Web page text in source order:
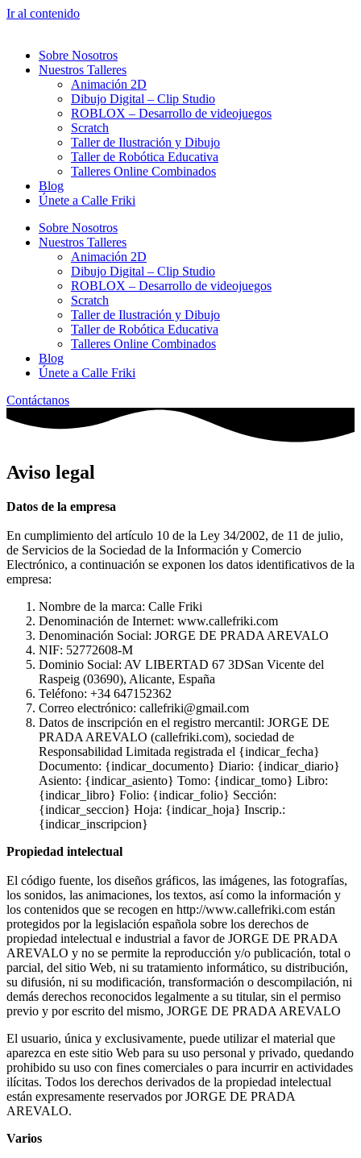
Ir al contenido
Sobre Nosotros
Nuestros Talleres
Animación 2D
Dibujo Digital – Clip Studio
ROBLOX – Desarrollo de videojuegos
Scratch
Taller de Ilustración y Dibujo
Taller de Robótica Educativa
Talleres Online Combinados
Blog
Únete a Calle Friki
Sobre Nosotros
Nuestros Talleres
Animación 2D
Dibujo Digital – Clip Studio
ROBLOX – Desarrollo de videojuegos
Scratch
Taller de Ilustración y Dibujo
Taller de Robótica Educativa
Talleres Online Combinados
Blog
Únete a Calle Friki
Contáctanos
Aviso legal
Datos de la empresa
En cumplimiento del artículo 10 de la Ley 34/2002, de 11 de julio,
de Servicios de la Sociedad de la Información y Comercio
Electrónico, a continuación se exponen los datos identificativos de la
empresa:
Nombre de la marca: Calle Friki
Denominación de Internet: www.callefriki.com
Denominación Social: JORGE DE PRADA AREVALO
NIF: 52772608-M
Dominio Social: AV LIBERTAD 67 3DSan Vicente del
Raspeig (03690), Alicante, España
Teléfono: +34 647152362
Correo electrónico: callefriki@gmail.com
Datos de inscripción en el registro mercantil: JORGE DE
PRADA AREVALO (callefriki.com), sociedad de
Responsabilidad Limitada registrada el {indicar_fecha}
Documento: {indicar_documento} Diario: {indicar_diario}
Asiento: {indicar_asiento} Tomo: {indicar_tomo} Libro:
{indicar_libro} Folio: {indicar_folio} Sección:
{indicar_seccion} Hoja: {indicar_hoja} Inscrip.:
{indicar_inscripcion}
Propiedad intelectual
El código fuente, los diseños gráficos, las imágenes, las fotografías,
los sonidos, las animaciones, los textos, así como la información y
los contenidos que se recogen en http://www.callefriki.com están
protegidos por la legislación española sobre los derechos de
propiedad intelectual e industrial a favor de JORGE DE PRADA
AREVALO y no se permite la reproducción y/o publicación, total o
parcial, del sitio Web, ni su tratamiento informático, su distribución,
su difusión, ni su modificación, transformación o descompilación, ni
demás derechos reconocidos legalmente a su titular, sin el permiso
previo y por escrito del mismo, JORGE DE PRADA AREVALO
El usuario, única y exclusivamente, puede utilizar el material que
aparezca en este sitio Web para su uso personal y privado, quedando
prohibido su uso con fines comerciales o para incurrir en actividades
ilícitas. Todos los derechos derivados de la propiedad intelectual
están expresamente reservados por JORGE DE PRADA
AREVALO.
Varios